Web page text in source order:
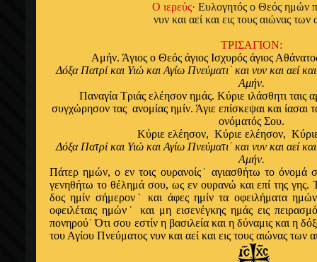
Ο ιερεύς· Ευλογητός ο Θεός ημών
νυν και αεί και εις τους αιώνας
ΤΡΙΣΑΓΙΟΝ:
Αμήν. Άγιος ο Θεός άγιος Ισχυρός άγιος
Δόξα Πατρί και Υιώ και Αγίω Πνεύματι˙ και νυν και αεί
Αμήν.
Παναγία Τριάς ελέησον ημάς. Κύριε ιλάσθητι ταις
συγχώρησον τας ανομίας ημίν. Άγιε επίσκεψαι και ίασαι
ονόματός Σου.
Κύριε ελέησον, Κύριε ελέησον,
Δόξα Πατρί και Υιώ και Αγίω Πνεύματι˙ και νυν και αεί
Αμήν.
Πάτερ ημών, ο εν τοις ουρανοίς˙ αγιασθήτω το όνομά
γενηθήτω το θέλημά σου, ως εν ουρανώ και επί της γης.
δος ημίν σήμερον˙ και άφες ημίν τα οφειλήματα
οφειλέταις ημών˙ και μη εισενέγκης ημάς εις
πονηρού˙ Ότι σου εστίν η βασιλεία και η δύναμις και η
του Αγίου Πνεύματος νυν και αεί και εις τους αιώνας